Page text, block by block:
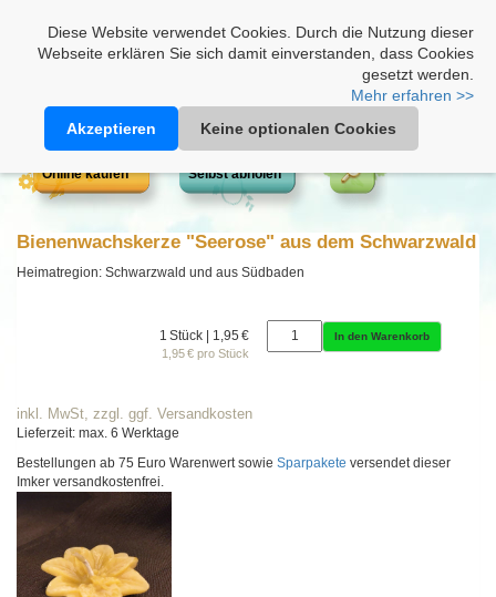
Diese Website verwendet Cookies. Durch die Nutzung dieser
Webseite erklären Sie sich damit einverstanden, dass Cookies
gesetzt werden.
Mehr erfahren >>
Akzeptieren
Keine optionalen Cookies
Online kaufen Selbst abholen
Bienenwachskerze "Seerose" aus dem Schwarzwald
Heimatregion: Schwarzwald und aus Südbaden
1 Stück | 1,95 €
1,95 € pro Stück
In den Warenkorb
inkl. MwSt, zzgl. ggf. Versandkosten
Lieferzeit: max. 6 Werktage
Bestellungen ab 75 Euro Warenwert sowie Sparpakete versendet dieser
Imker versandkostenfrei.